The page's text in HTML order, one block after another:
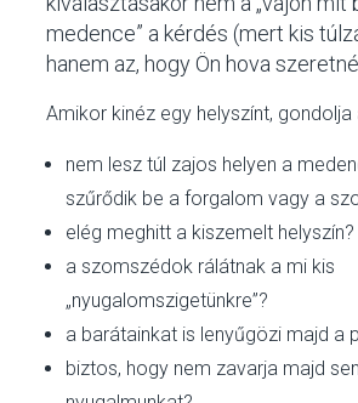
medence” a kérdés (mert kis
hanem az, hogy Ön hova
Amikor kinéz egy helyszínt,
nem lesz túl zajos helyen a
szűrődik be a forgalom vagy a
elég meghitt a kiszemelt helyszín?
a szomszédok rálátnak a mi kis
„nyugalomszigetünkre”?
a barátainkat is lenyűgözi majd a
biztos, hogy nem zavarja majd